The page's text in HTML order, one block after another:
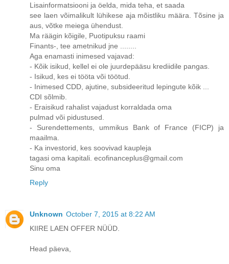
Lisainformatsiooni ja öelda, mida teha, et saada
see laen võimalikult lühikese aja mõistliku määra. Tõsine ja
aus, võtke meiega ühendust.
Ma räägin kõigile, Puotipuksu raami
Finants-, tee ametnikud jne ........
Aga enamasti inimesed vajavad:
- Kõik isikud, kellel ei ole juurdepääsu krediidile pangas.
- Isikud, kes ei tööta või töötud.
- Inimesed CDD, ajutine, subsideeritud lepingute kõik ...
CDI sõlmib.
- Eraisikud rahalist vajadust korraldada oma
pulmad või pidustused.
- Surendettements, ummikus Bank of France (FICP) ja
maailma.
- Ka investorid, kes soovivad kaupleja
tagasi oma kapitali. ecofinanceplus@gmail.com
Sinu oma
Reply
Unknown October 7, 2015 at 8:22 AM
KIIRE LAEN OFFER NÜÜD.
Head päeva,